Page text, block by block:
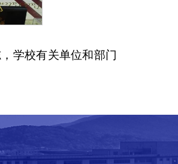
学校有关单位和部门